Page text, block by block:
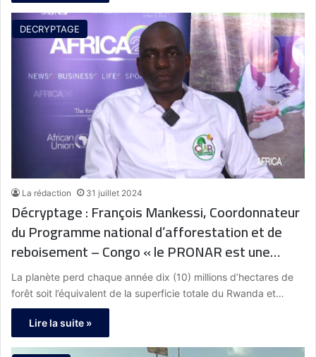
DECRYPTAGE
La rédaction 31 juillet 2024
Décryptage : François Mankessi, Coordonnateur
du Programme national d’afforestation et de
reboisement – Congo « le PRONAR est une
vision de la République du Congo qui voulait
arrimer le pays à l’économie verte »
La planète perd chaque année dix (10) millions d’hectares de
forêt soit l’équivalent de la superficie totale du Rwanda et…
Lire la suite »